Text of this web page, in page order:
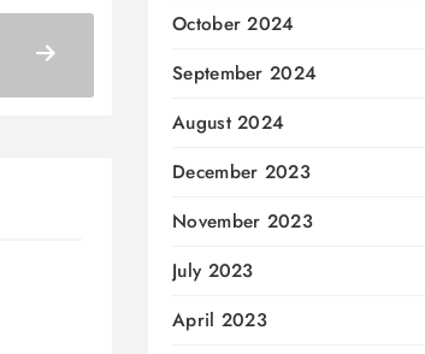
October 2024
September 2024
August 2024
December 2023
November 2023
July 2023
April 2023